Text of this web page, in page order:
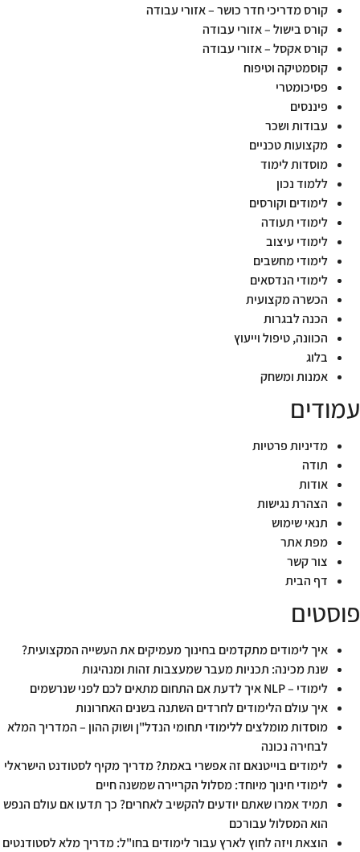
קורס מדריכי חדר כושר – אזורי עבודה
קורס בישול – אזורי עבודה
קורס אקסל – אזורי עבודה
קוסמטיקה וטיפוח
פסיכומטרי
פיננסים
עבודות ושכר
מקצועות טכניים
מוסדות לימוד
ללמוד נכון
לימודים וקורסים
לימודי תעודה
לימודי עיצוב
לימודי מחשבים
לימודי הנדסאים
הכשרה מקצועית
הכנה לבגרות
הכוונה, טיפול וייעוץ
בלוג
אמנות ומשחק
עמודים
מדיניות פרטיות
תודה
אודות
הצהרת נגישות
תנאי שימוש
מפת אתר
צור קשר
דף הבית
פוסטים
איך לימודים מתקדמים בחינוך מעמיקים את העשייה המקצועית?
שנת מכינה: תכניות מעבר שמעצבות זהות ומנהיגות
לימודי – NLP איך לדעת אם התחום מתאים לכם לפני שנרשמים
איך עולם הלימודים לחרדים השתנה בשנים האחרונות
מוסדות מומלצים ללימודי תחומי הנדל"ן ושוק ההון – המדריך המלא
לבחירה נכונה
לימודים בוייטנאם זה אפשרי באמת? מדריך מקיף לסטודנט הישראלי
לימודי חינוך מיוחד: מסלול הקריירה שמשנה חיים
תמיד אמרו שאתם יודעים להקשיב לאחרים? כך תדעו אם עולם הנפש
הוא המסלול עבורכם
הוצאת ויזה לחוץ לארץ עבור לימודים בחו"ל: מדריך מלא לסטודנטים